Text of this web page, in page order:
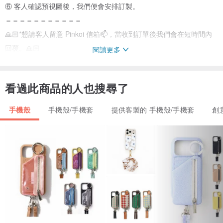
⑥ 客人確認預視圖後，我們便會安排訂製。
＝＝＝＝＝＝＝＝＝＝＝
🙏🏻*懇請客人留意 Pinkoi 信箱📫，當收到訂單後我們會在短時間內
回覆。🙏🏻
🟡 設計師明白每個人對質感的喜好和定義都略有不同，以下是我們對
◎表面效果選擇
❇️ 光面：色澤光亮的表面令雲石紋／顏色效果更像真，能突顯質感而
且色彩相對鮮艷；
❇️ 霧面：觸感如絲般幼細，略帶霧面質感，圖案紋理細緻，喜歡柔順
手感的就最適合不過。
🔸 補充：若對兩種效果仍有疑問，歡迎發信息詢問。
◎雙層防摔手機殼 結構／材質
閱讀更多
看過此商品的人也搜尋了
手機殼 手機殼/手機套 提供客製的 手機殼/手機套 創